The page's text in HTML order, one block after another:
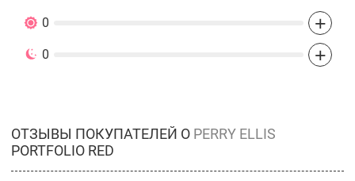
0 +
0 +
ОТЗЫВЫ ПОКУПАТЕЛЕЙ О PERRY ELLIS
PORTFOLIO RED